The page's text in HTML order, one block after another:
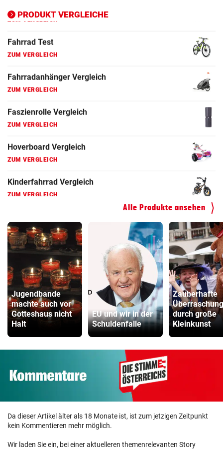
PRODUKT VERGLEICHE
ZUM VERGLEICH
ZUM VERGLEICH
ZUM VERGLEICH
ZUM VERGLEICH
ZUM VERGLEICH
ZUM VERGLEICH
Alle Produkte ansehen
Jugendbande
machte auch vor
Gotteshaus nicht
Halt
EU und wir in der
Schuldenfalle
Zauberhafte
durch große
Kleinkunst
Da dieser Artikel älter als 18 Monate ist, ist zum jetzigen Zeitpunkt
kein Kommentieren mehr möglich.
Wir laden Sie ein, bei einer aktuelleren themenrelevanten Story